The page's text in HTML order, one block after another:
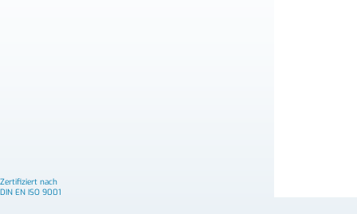
Zertifiziert nach
DIN EN ISO 9001